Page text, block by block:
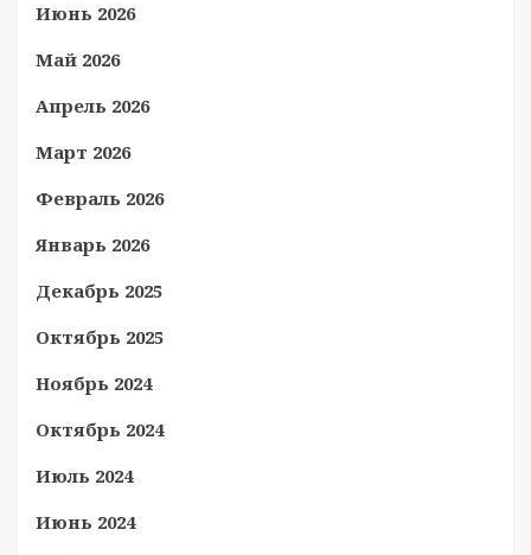
Июнь 2026
Май 2026
Апрель 2026
Март 2026
Февраль 2026
Январь 2026
Декабрь 2025
Октябрь 2025
Ноябрь 2024
Октябрь 2024
Июль 2024
Июнь 2024